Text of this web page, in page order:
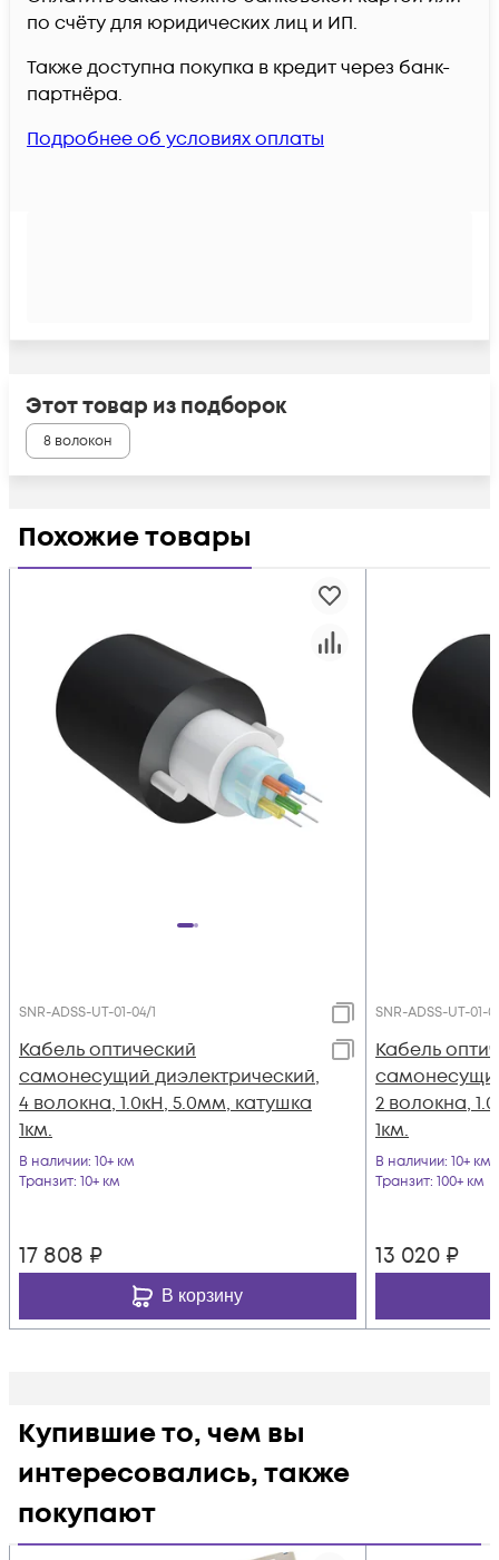
по счёту для юридических лиц и ИП.
Также доступна покупка в кредит через банк-
партнёра.
Подробнее об условиях оплаты
Этот товар из подборок
8 волокон
Похожие товары
SNR-ADSS-UT-01-04/1
Кабель оптический
самонесущий диэлектрический,
4 волокна, 1.0кН, 5.0мм, катушка
1км.
В наличии: 10+ км
Транзит: 10+ км
17 808 ₽
В корзину
SNR-ADSS-UT-01-
Кабель
2 волокна,
1км.
В наличии: 10+ км
Транзит: 100+ км
13 020 ₽
Купившие то, чем вы
интересовались, также
покупают